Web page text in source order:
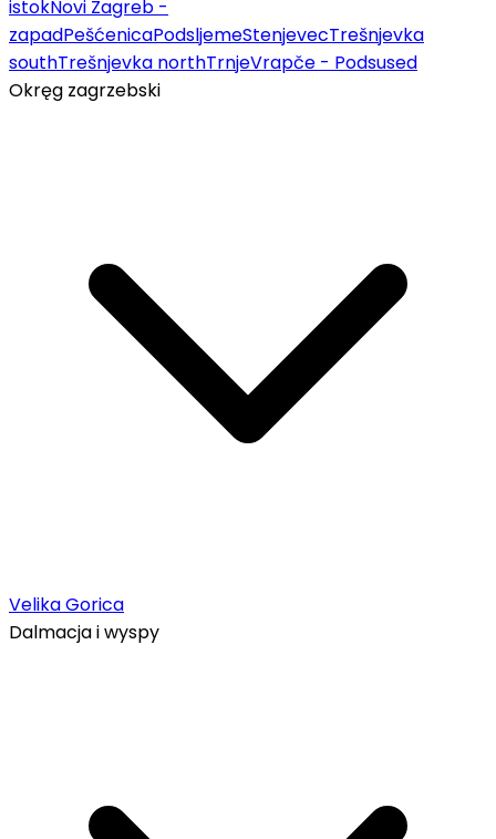
istokNovi Zagreb -
zapadPešćenicaPodsljemeStenjevecTrešnjevka
southTrešnjevka northTrnjeVrapče - Podsused
Okręg zagrzebski
Velika Gorica
Dalmacja i wyspy